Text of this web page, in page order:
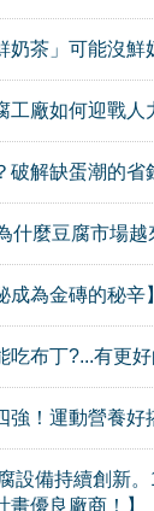
奶茶」可能沒鮮
工廠如何迎戰人
破解缺蛋潮的省
什麼豆腐市場越
成為金磚的秘辛】
吃布丁?...有更好
強！運動營養好
設備持續創新
畫優良廠商！】